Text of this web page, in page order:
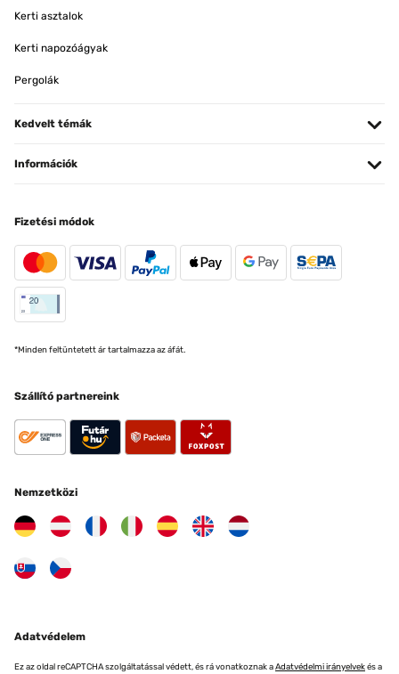
Kerti asztalok
Kerti napozóágyak
Pergolák
Kedvelt témák
Információk
Fizetési módok
*Minden feltüntetett ár tartalmazza az áfát.
Szállító partnereink
Nemzetközi
Adatvédelem
Ez az oldal reCAPTCHA szolgáltatással védett, és rá vonatkoznak aAdatvédelmi irányelvekés a